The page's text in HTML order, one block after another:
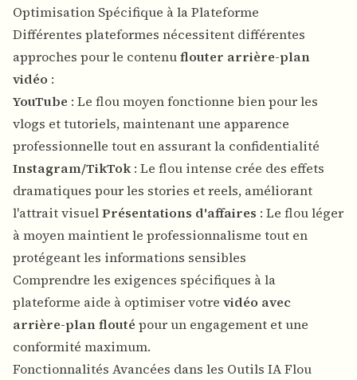
Optimisation Spécifique à la Plateforme
Différentes plateformes nécessitent différentes
approches pour le contenuflouter arrière-plan
vidéo :
YouTube : Le flou moyen fonctionne bien pour les
vlogs et tutoriels, maintenant une apparence
professionnelle tout en assurant la confidentialité
Instagram/TikTok : Le flou intense crée des effets
dramatiques pour les stories et reels, améliorant
l'attrait visuelPrésentations d'affaires : Le flou léger
à moyen maintient le professionnalisme tout en
protégeant les informations sensibles
Comprendre les exigences spécifiques à la
plateforme aide à optimiser votre vidéo avec
arrière-plan flouté pour un engagement et une
conformité maximum.
Fonctionnalités Avancées dans les Outils IA Flou